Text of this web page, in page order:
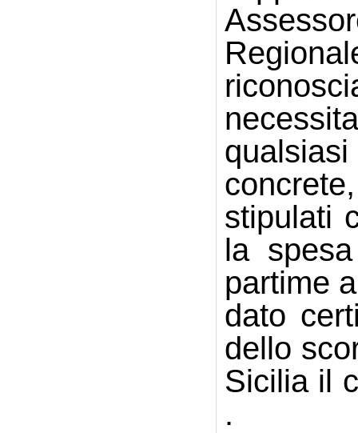
stipulati
la
partime
dato
dello
Sicilia il
.